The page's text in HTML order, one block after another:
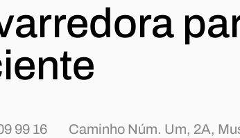
99 16 Caminho Núm. Um, 2A,